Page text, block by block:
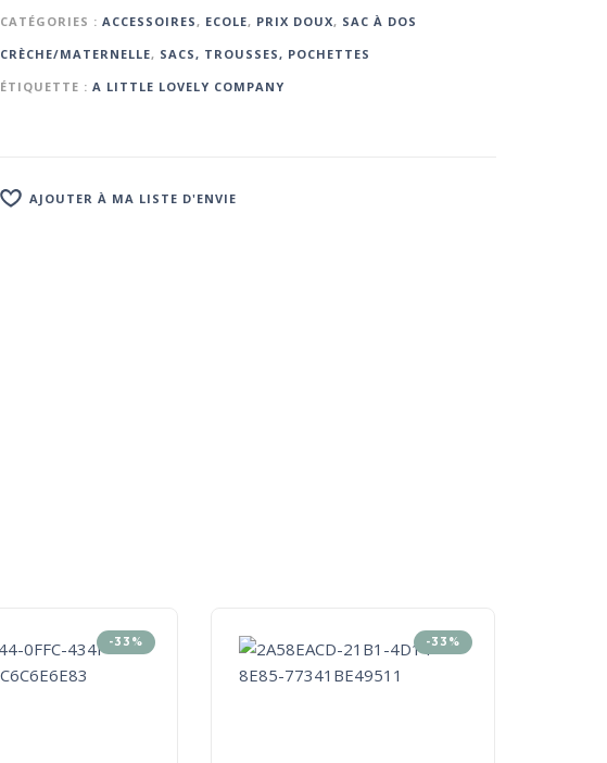
CATÉGORIES : ACCESSOIRES, ECOLE, PRIX DOUX, SAC À DOS
CRÈCHE/MATERNELLE, SACS, TROUSSES, POCHETTES
ÉTIQUETTE : A LITTLE LOVELY COMPANY
AJOUTER À MA LISTE D'ENVIE
-33% -33%